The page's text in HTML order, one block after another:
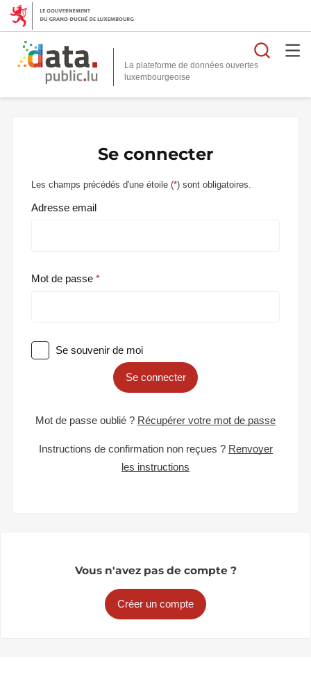
La plateforme de données ouvertes
Se connecter
Les champs précédés d'une étoile (*) sont obligatoires.
Adresse email
Mot de passe
Se souvenir de moi
Se connecter
Mot de passe oublié ? Récupérer votre mot de passe
Instructions de confirmation non reçues ? Renvoyer
les instructions
Vous n'avez pas de compte ?
Créer un compte